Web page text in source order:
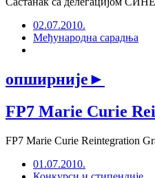
02.07.2010.
Међународна сарадња
опширније►
FP7 Marie Curie
FP7 Marie Curie Reintegration
01.07.2010.